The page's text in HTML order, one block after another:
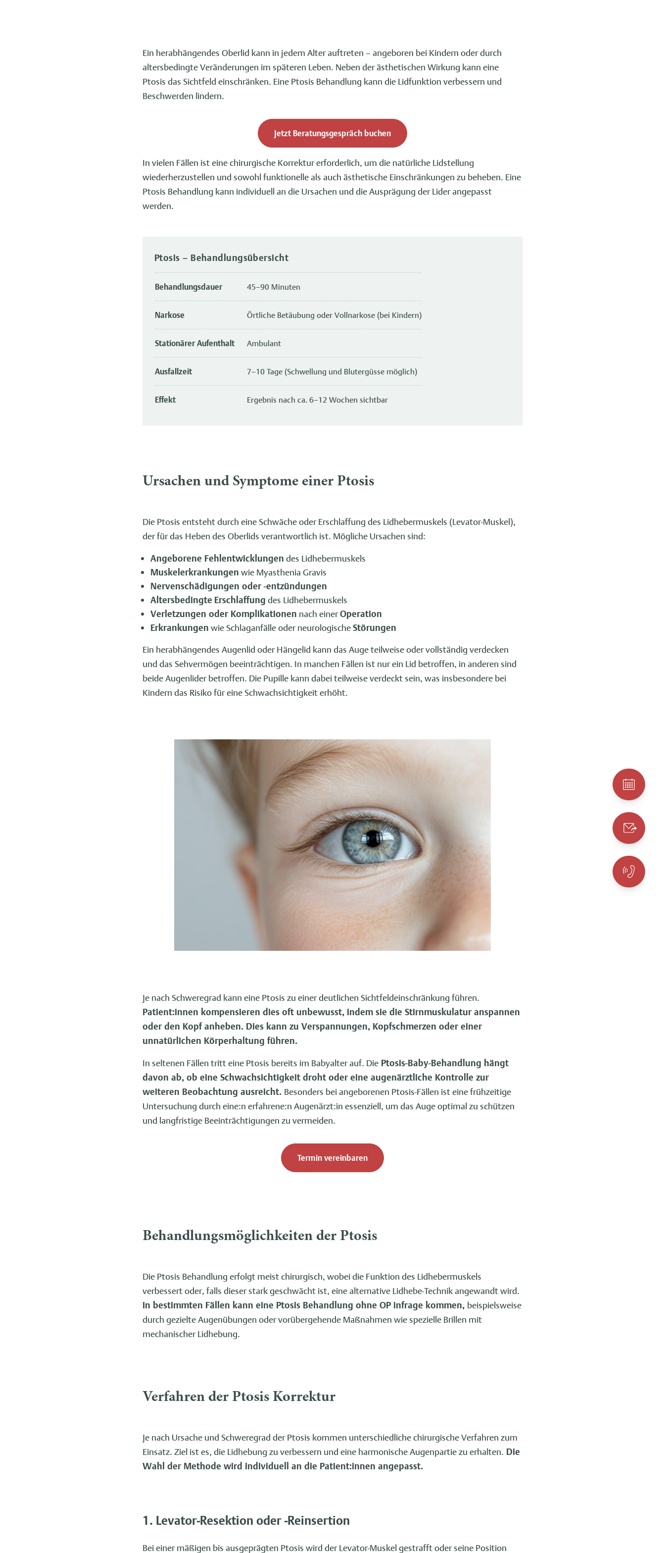
Ein herabhängendes Oberlid kann in jedem Alter auftreten – angeboren bei Kindern oder durch
altersbedingte Veränderungen im späteren Leben. Neben der ästhetischen Wirkung kann eine
Ptosis das Sichtfeld einschränken. Eine Ptosis Behandlung kann die Lidfunktion verbessern und
Beschwerden lindern.
Jetzt Beratungsgespräch buchen
In vielen Fällen ist eine chirurgische Korrektur erforderlich, um die natürliche Lidstellung
wiederherzustellen und sowohl funktionelle als auch ästhetische Einschränkungen zu beheben. Eine
Ptosis Behandlung kann individuell an die Ursachen und die Ausprägung der Lider angepasst
werden.
Ptosis – Behandlungsübersicht
Behandlungsdauer 45–90 Minuten
Narkose Örtliche Betäubung oder Vollnarkose (bei Kindern)
Stationärer Aufenthalt Ambulant
Ausfallzeit 7–10 Tage (Schwellung und Blutergüsse möglich)
Effekt Ergebnis nach ca. 6–12 Wochen sichtbar
Ursachen und Symptome einer Ptosis
Die Ptosis entsteht durch eine Schwäche oder Erschlaffung des Lidhebermuskels (Levator-Muskel),
der für das Heben des Oberlids verantwortlich ist. Mögliche Ursachen sind:
Angeborene Fehlentwicklungen des Lidhebermuskels
Muskelerkrankungen wie Myasthenia Gravis
Nervenschädigungen oder -entzündungen
Altersbedingte Erschlaffung des Lidhebermuskels
Verletzungen oder Komplikationen nach einerOperation
Erkrankungen wie Schlaganfälle oder neurologischeStörungen
Ein herabhängendes Augenlid oder Hängelid kann das Auge teilweise oder vollständig verdecken
und das Sehvermögen beeinträchtigen. In manchen Fällen ist nur ein Lid betroffen, in anderen sind
beide Augenlider betroffen. Die Pupille kann dabei teilweise verdeckt sein, was insbesondere bei
Kindern das Risiko für eine Schwachsichtigkeit erhöht.
Je nach Schweregrad kann eine Ptosis zu einer deutlichen Sichtfeldeinschränkung führen.
Patient:innen kompensieren dies oft unbewusst, indem sie die Stirnmuskulatur anspannen
oder den Kopf anheben. Dies kann zu Verspannungen, Kopfschmerzen oder einer
unnatürlichen Körperhaltung führen.
In seltenen Fällen tritt eine Ptosis bereits im Babyalter auf. Die Ptosis-Baby-Behandlung hängt
davon ab, ob eine Schwachsichtigkeit droht oder eine augenärztliche Kontrolle zur
weiteren Beobachtung ausreicht. Besonders bei angeborenen Ptosis-Fällen ist eine frühzeitige
Untersuchung durch eine:n erfahrene:n Augenärzt:in essenziell, um das Auge optimal zu schützen
und langfristige Beeinträchtigungen zu vermeiden.
Termin vereinbaren
Behandlungsmöglichkeiten der Ptosis
Die Ptosis Behandlung erfolgt meist chirurgisch, wobei die Funktion des Lidhebermuskels
verbessert oder, falls dieser stark geschwächt ist, eine alternative Lidhebe-Technik angewandt wird.
In bestimmten Fällen kann eine Ptosis Behandlung ohne OP infrage kommen, beispielsweise
durch gezielte Augenübungen oder vorübergehende Maßnahmen wie spezielle Brillen mit
mechanischer Lidhebung.
Verfahren der Ptosis Korrektur
Je nach Ursache und Schweregrad der Ptosis kommen unterschiedliche chirurgische Verfahren zum
Einsatz. Ziel ist es, die Lidhebung zu verbessern und eine harmonische Augenpartie zu erhalten. Die
Wahl der Methode wird individuell an die Patient:innen angepasst.
1. Levator-Resektion oder -Reinsertion
Bei einer mäßigen bis ausgeprägten Ptosis wird der Levator-Muskel gestrafft oder seine Position